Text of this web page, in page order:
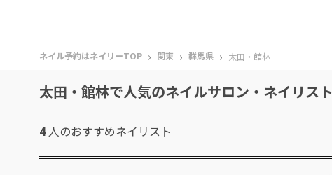
ネイル予約はネイリーTOP › 関東 › 群馬県 › 太田・館林
太田・館林で人気のネイルサロン・ネイリスト
4人のおすすめネイリスト